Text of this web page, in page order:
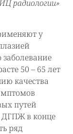
радиологии»
у
50 – 65 лет
качества
путей
ДГПЖ в конце
ряд